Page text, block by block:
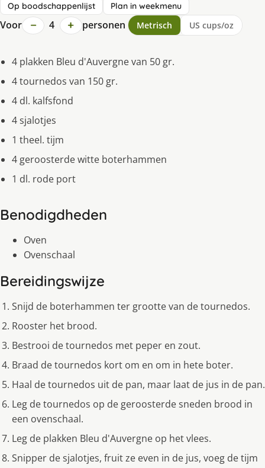
Op boodschappenlijst Plan in weekmenu
Voor − 4 + personen Metrisch US cups/oz
4 plakken Bleu d'Auvergne van 50 gr.
4 tournedos van 150 gr.
4 dl. kalfsfond
4 sjalotjes
1 theel. tijm
4 geroosterde witte boterhammen
1 dl. rode port
Benodigdheden
Oven
Ovenschaal
Bereidingswijze
Snijd de boterhammen ter grootte van de tournedos.
Rooster het brood.
Bestrooi de tournedos met peper en zout.
Braad de tournedos kort om en om in hete boter.
Haal de tournedos uit de pan, maar laat de jus in de pan.
Leg de tournedos op de geroosterde sneden brood in
een ovenschaal.
Leg de plakken Bleu d'Auvergne op het vlees.
Snipper de sjalotjes, fruit ze even in de jus, voeg de tijm